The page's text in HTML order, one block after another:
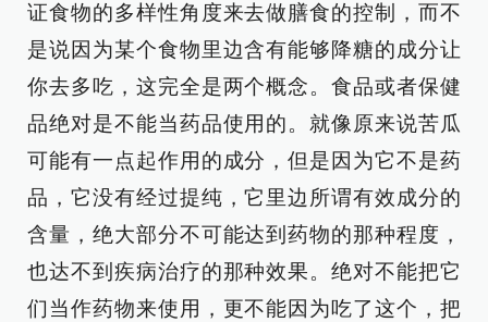
证食物的多样性角度来去做膳食的控制，而不
是说因为某个食物里边含有能够降糖的成分让
你去多吃，这完全是两个概念。食品或者保健
品绝对是不能当药品使用的。就像原来说苦瓜
可能有一点起作用的成分，但是因为它不是药
品，它没有经过提纯，它里边所谓有效成分的
含量，绝大部分不可能达到药物的那种程度，
也达不到疾病治疗的那种效果。绝对不能把它
们当作药物来使用，更不能因为吃了这个，把